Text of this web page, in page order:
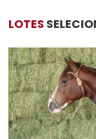
LOTES